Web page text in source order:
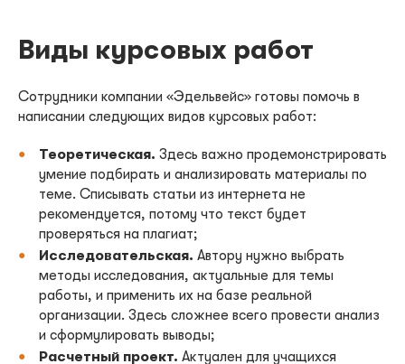
Виды курсовых работ
Сотрудники компании «Эдельвейс» готовы помочь в
написании следующих видов курсовых работ:
Теоретическая. Здесь важно продемонстрировать
умение подбирать и анализировать материалы по
теме. Списывать статьи из интернета не
рекомендуется, потому что текст будет
проверяться на плагиат;
Исследовательская. Автору нужно выбрать
методы исследования, актуальные для темы
работы, и применить их на базе реальной
организации. Здесь сложнее всего провести анализ
и сформулировать выводы;
Расчетный проект. Актуален для учащихся